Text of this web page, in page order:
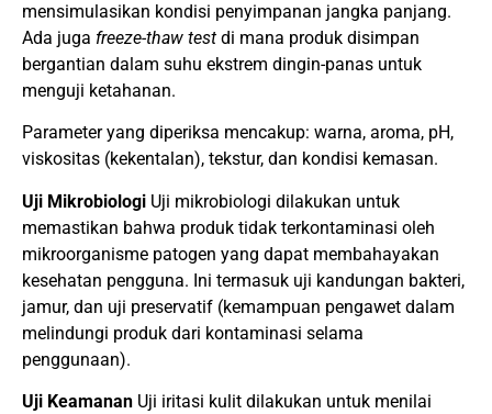
mensimulasikan kondisi penyimpanan jangka panjang.
Ada juga freeze-thaw test di mana produk disimpan
bergantian dalam suhu ekstrem dingin-panas untuk
menguji ketahanan.
Parameter yang diperiksa mencakup: warna, aroma, pH,
viskositas (kekentalan), tekstur, dan kondisi kemasan.
Uji Mikrobiologi Uji mikrobiologi dilakukan untuk
memastikan bahwa produk tidak terkontaminasi oleh
mikroorganisme patogen yang dapat membahayakan
kesehatan pengguna. Ini termasuk uji kandungan bakteri,
jamur, dan uji preservatif (kemampuan pengawet dalam
melindungi produk dari kontaminasi selama
penggunaan).
Uji Keamanan Uji iritasi kulit dilakukan untuk menilai